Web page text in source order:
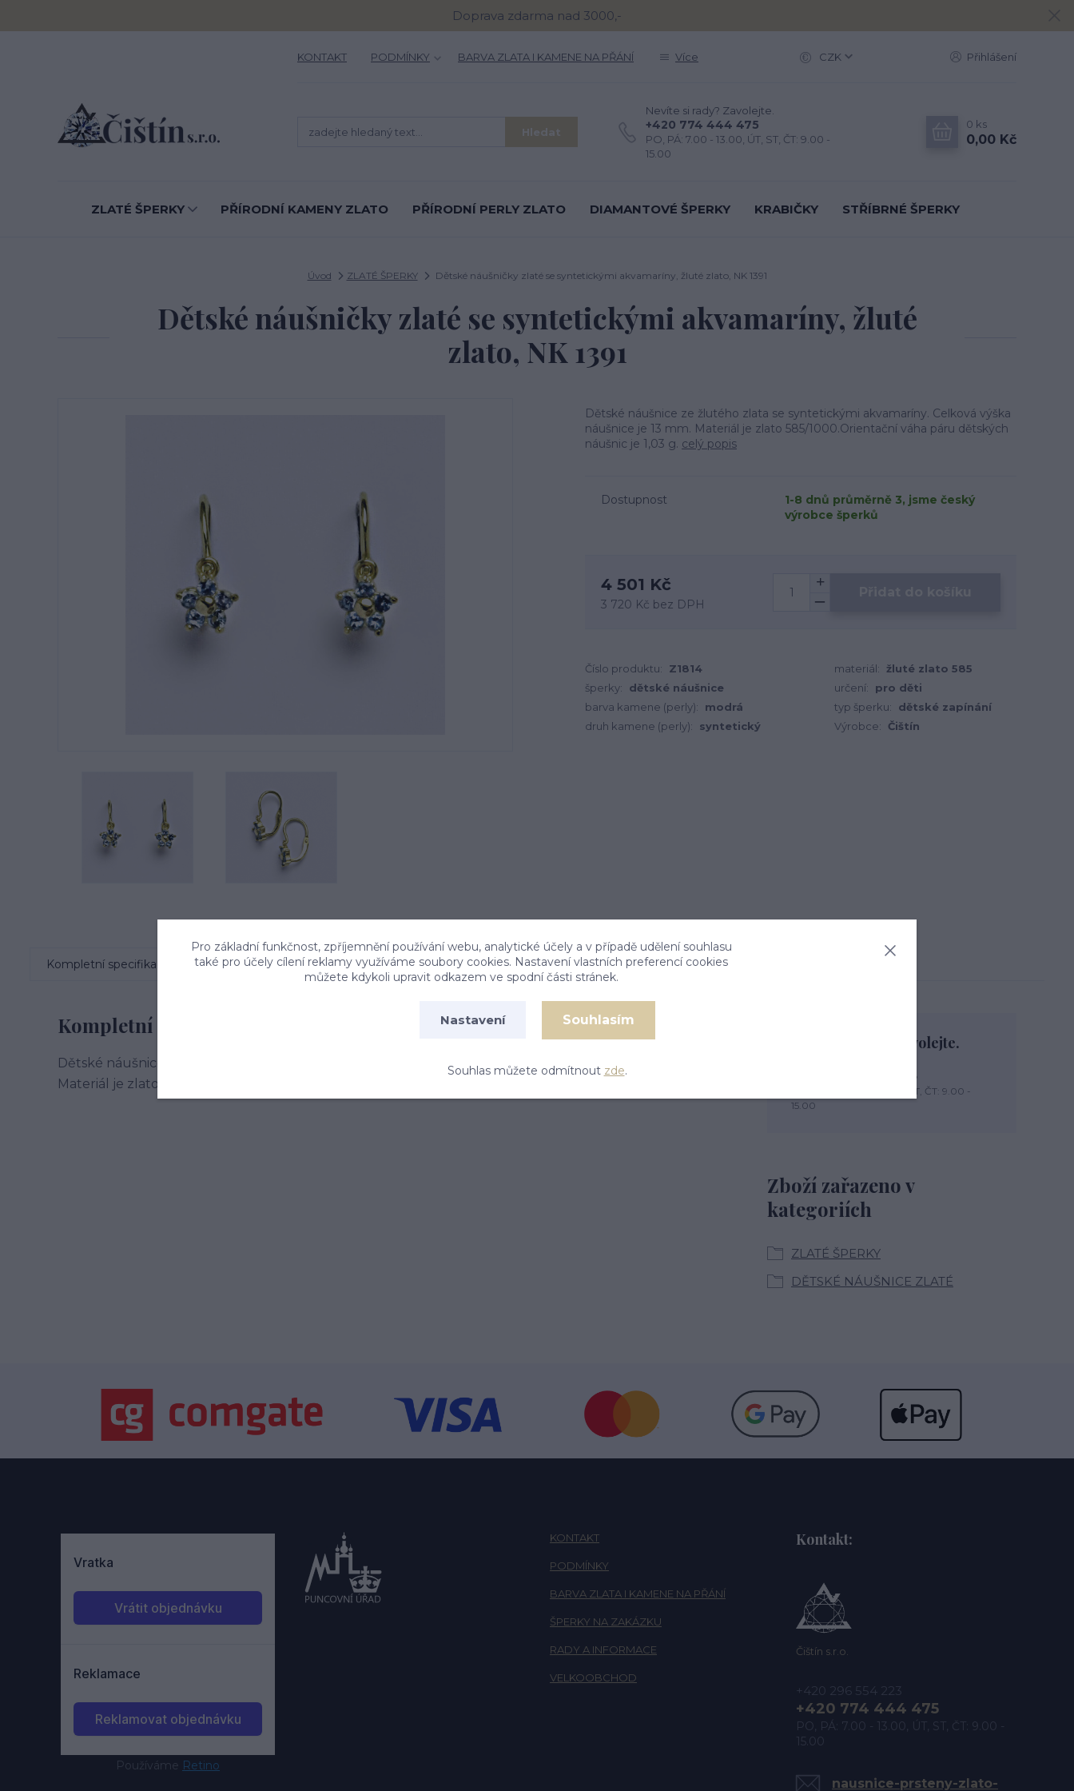
Doprava zdarma nad 3000,-
KONTAKT PODMÍNKY BARVA ZLATA I KAMENE NA PŘÁNÍ Více CZK Přihlášení
Hledat
Nevíte si rady? Zavolejte.
+420 774 444 475
PO, PÁ: 7.00 - 13.00, ÚT, ST, ČT: 9.00 -
15.00
0 ks
0,00 Kč
ZLATÉ ŠPERKY PŘÍRODNÍ KAMENY ZLATO PŘÍRODNÍ PERLY ZLATO DIAMANTOVÉ ŠPERKY KRABIČKY STŘÍBRNÉ ŠPERKY
Úvod ZLATÉ ŠPERKY Dětské náušničky zlaté se syntetickými akvamaríny, žluté zlato, NK 1391
Dětské náušničky zlaté se syntetickými akvamaríny, žluté
zlato, NK 1391
Dětské náušnice ze žlutého zlata se syntetickými akvamaríny. Celková výška
náušnice je 13 mm. Materiál je zlato 585/1000.Orientační váha páru dětských
náušnic je 1,03 g. celý popis
Dostupnost
1-8 dnů průměrně 3, jsme český
výrobce šperků
4 501 Kč
3 720 Kč bez DPH
Číslo produktu: Z1814 materiál:
žluté zlato 585
šperky:
dětské náušnice určení:
pro děti
barva kamene (perly):
modrá typ šperku:
dětské zapínání
druh kamene (perly):
syntetický Výrobce: Čištín
Kompletní specifikace Komentáře 0
Kompletní specifikace
Dětské náušnice ze žlutého zlata se syntetickými akvamaríny. Celková výška náušnice je 13 mm.
Materiál je zlato 585/1000.Orientační váha páru dětských náušnic je 1,03 g.
Zboží zařazeno v
kategoriích
ZLATÉ ŠPERKY
DĚTSKÉ NÁUŠNICE ZLATÉ
Nevíte si rady? Zavolejte.
+420 774 444 475
PO, PÁ: 7.00 - 13.00, ÚT, ST, ČT: 9.00 -
15.00
Používáme Retino
KONTAKT
PODMÍNKY
BARVA ZLATA I KAMENE NA PŘÁNÍ
ŠPERKY NA ZAKÁZKU
RADY A INFORMACE
VELKOOBCHOD
Kontakt:
Čištín s.r.o.
+420 296 554 223
+420 774 444 475
PO, PÁ: 7.00 - 13.00, ÚT, ST, ČT: 9.00 -
15.00
nausnice-prsteny-zlato-
Pro základní funkčnost, zpříjemnění používání webu, analytické účely a v případě udělení souhlasu
také pro účely cílení reklamy využíváme soubory cookies. Nastavení vlastních preferencí cookies
můžete kdykoli upravit odkazem ve spodní části stránek.
Nastavení Souhlasím
Souhlas můžete odmítnout zde.